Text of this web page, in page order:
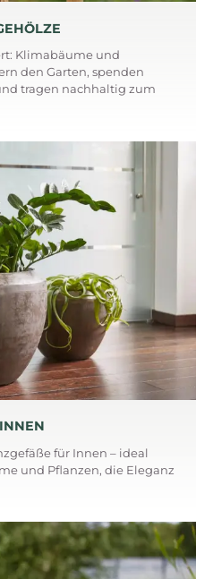
Klimabäume und
den Garten, spenden
tragen nachhaltig zum
für Innen – ideal
und Pflanzen, die Eleganz